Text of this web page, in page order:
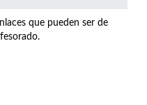
que pueden ser de